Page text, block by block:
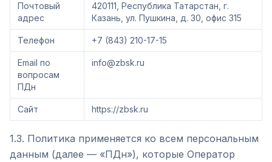
Почтовый
адрес
420111, Республика Татарстан, г.
Казань, ул. Пушкина, д. 30, офис 315
Телефон +7 (843) 210-17-15
Email по
вопросам
ПДн
info@zbsk.ru
Сайт https://zbsk.ru
1.3. Политика применяется ко всем персональным
данным (далее — «ПДн»), которые Оператор